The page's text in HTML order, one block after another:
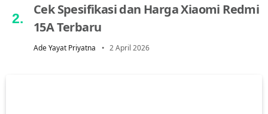
Cek Spesifikasi dan Harga Xiaomi Redmi
15A Terbaru
Ade Yayat Priyatna 2 April 2026